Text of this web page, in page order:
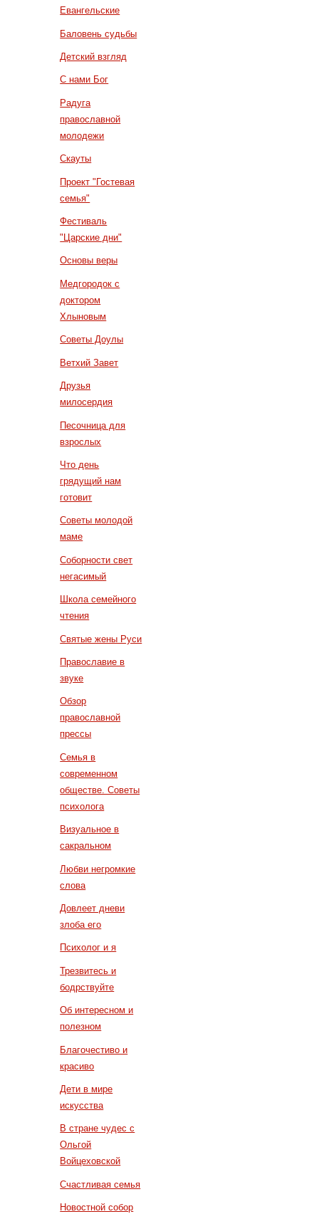
Евангельские
Баловень судьбы
Детский взгляд
С нами Бог
Радуга
православной
молодежи
Скауты
Проект "Гостевая
семья"
Фестиваль
"Царские дни"
Основы веры
Медгородок с
доктором
Хлыновым
Советы Доулы
Ветхий Завет
Друзья
милосердия
Песочница для
взрослых
Что день
грядущий нам
готовит
Советы молодой
маме
Соборности свет
негасимый
Школа семейного
чтения
Святые жены Руси
Православие в
звуке
Обзор
православной
прессы
Семья в
современном
обществе. Советы
психолога
Визуальное в
сакральном
Любви негромкие
слова
Довлеет дневи
злоба его
Психолог и я
Трезвитесь и
бодрствуйте
Об интересном и
полезном
Благочестиво и
красиво
Дети в мире
искусства
В стране чудес с
Ольгой
Войцеховской
Счастливая семья
Новостной собор